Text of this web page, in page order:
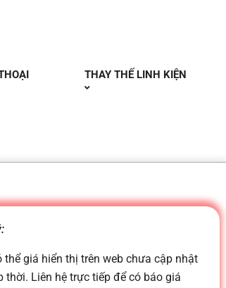
THAY THẾ LINH KIỆN
thể giá hiển thị trên web chưa cập nhật
thời. Liên hệ trực tiếp để có báo giá